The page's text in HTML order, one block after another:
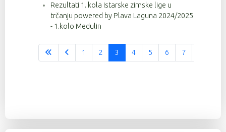
Rezultati 1. kola Istarske zimske lige u
trčanju powered by Plava Laguna 2024/2025
- 1.kolo Medulin
Stranica 3 od 37
1 2 3 4 5 6 7